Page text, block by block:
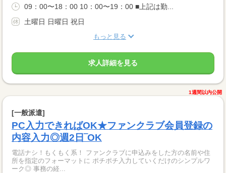
09：00〜18：00 10：00〜19：00 ■上記は勤...
土曜日 日曜日 祝日
もっと見る
求人詳細を見る
1週間以内公開
[一般派遣]
PC入力できればOK★ファンクラブ会員登録の
内容入力◎週2日‾OK
電話ナシ！もくもく系！ ファンクラブに申込みをした方の名前や住
所を指定のフォーマットに ポチポチ入力していくだけのシンプルワ
ーク◎ 事務の経...